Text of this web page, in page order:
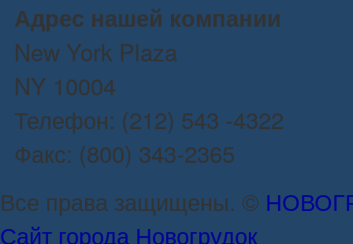
Адрес нашей компании
New York Plaza
NY 10004
Телефон: (212) 543 -4322
Факс: (800) 343-2365
Все права защищены. ©
Сайт города Новогрудок